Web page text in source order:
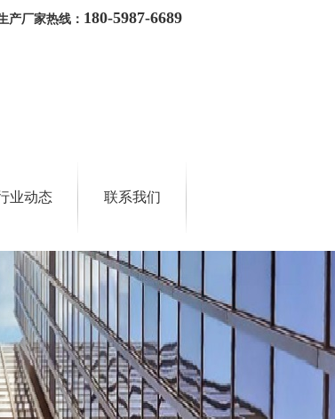
产厂家热线： 180-5987-6689
业动态 联系我们